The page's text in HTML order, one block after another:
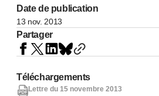
Date de publication
13 nov. 2013
Partager
Téléchargements
Lettre du 15 novembre 2013